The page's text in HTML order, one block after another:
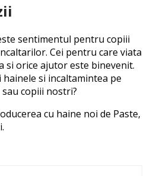
sentimentul pentru copiii
Cei pentru care viata
si orice ajutor este binevenit.
hainele si incaltamintea pe
copiii nostri?
cu haine noi de Paste,